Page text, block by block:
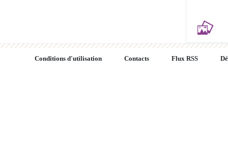
Conditions d'utilisation Contacts Flux RSS